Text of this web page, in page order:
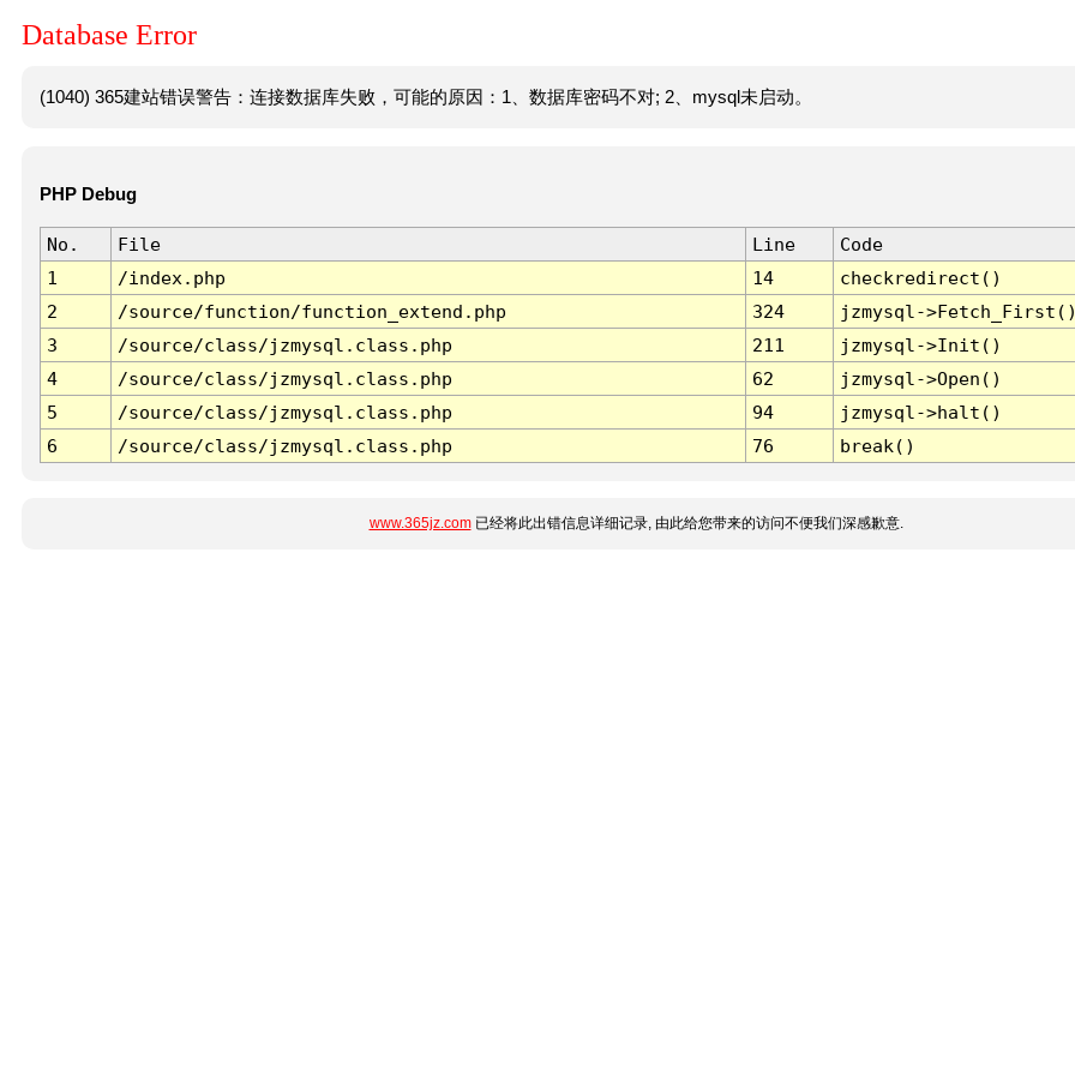
Database Error
(1040) 365建站错误警告：连接数据库失败，可能的原因：1、数据库密码不对; 2、mysql未启动。
PHP Debug
No. File Line
Code
1
/index.php 14
checkredirect()
2
/source/function/function_extend.php 324
jzmysql-
3
/source/class/jzmysql.class.php 211
jzmysql->Init()
4
/source/class/jzmysql.class.php 62
jzmysql->Open()
5
/source/class/jzmysql.class.php 94
jzmysql->halt()
6
/source/class/jzmysql.class.php 76 break()
www.365jz.com已经将此出错信息详细记录, 由此给您带来的访问不便我们深感歉意.